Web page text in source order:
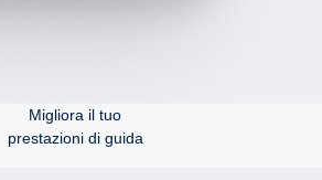
Migliora il tuo
prestazioni di guida